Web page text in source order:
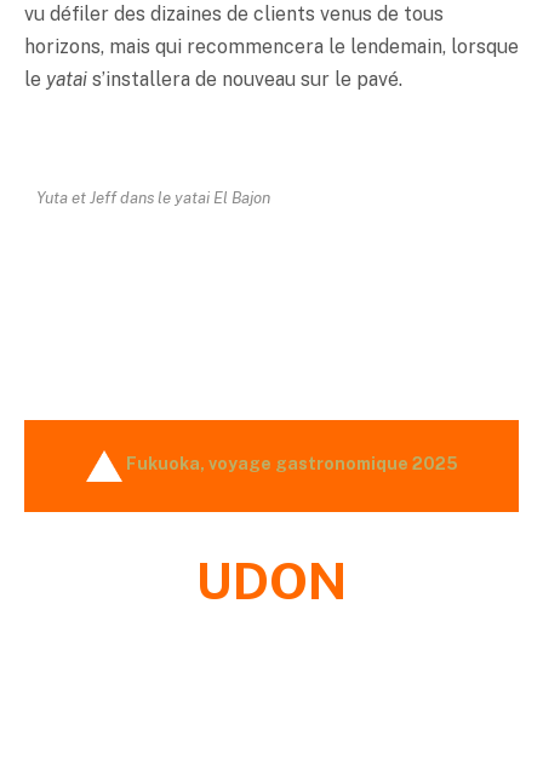
vu défiler des dizaines de clients venus de tous
horizons, mais qui recommencera le lendemain, lorsque
le yatai s’installera de nouveau sur le pavé.
Yuta et Jeff dans le yatai El Bajon
Fukuoka, voyage gastronomique 2025
UDON